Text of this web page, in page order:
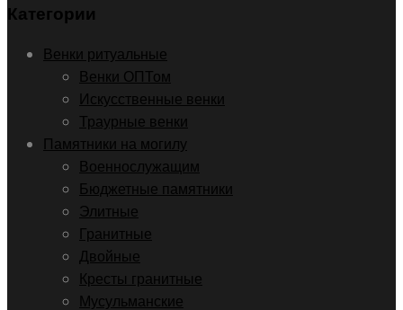
Категории
Венки ритуальные
Венки ОПТом
Искусственные венки
Траурные венки
Памятники на могилу
Военнослужащим
Бюджетные памятники
Элитные
Гранитные
Двойные
Кресты гранитные
Мусульманские